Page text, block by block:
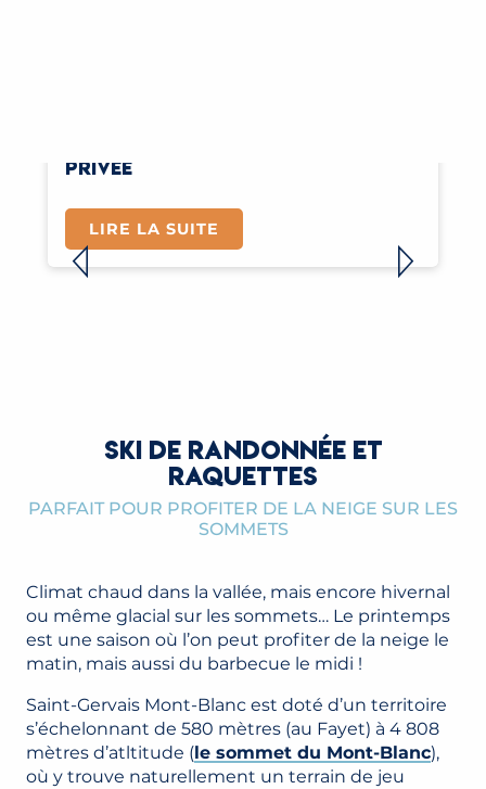
PRIVÉE
LIRE LA SUITE
SKI DE RANDONNÉE ET
RAQUETTES
PARFAIT POUR PROFITER DE LA NEIGE SUR LES
SOMMETS
Climat chaud dans la vallée, mais encore hivernal
ou même glacial sur les sommets… Le printemps
est une saison où l’on peut profiter de la neige le
matin, mais aussi du barbecue le midi !
Saint-Gervais Mont-Blanc est doté d’un territoire
s’échelonnant de 580 mètres (au Fayet) à 4 808
mètres d’atltitude (le sommet du Mont-Blanc),
où y trouve naturellement un terrain de jeu